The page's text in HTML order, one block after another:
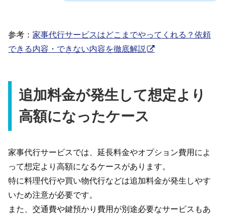
参考：家事代行サービスはどこまでやってくれる？依頼
できる内容・できない内容を徹底解説
追加料金が発生して想定より
高額になったケース
家事代行サービスでは、延長料金やオプション費用によ
って想定より高額になるケースがあります。
特に料理代行や買い物代行などは追加料金が発生しやす
いため注意が必要です。
また、交通費や鍵預かり費用が別途必要なサービスもあ